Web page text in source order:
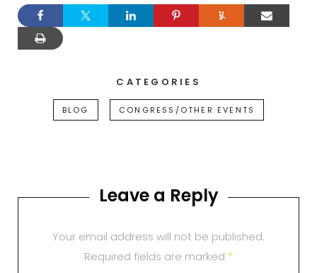
CATEGORIES
BLOG CONGRESS/OTHER EVENTS
Leave a Reply
Your email address will not be published.
Required fields are marked *